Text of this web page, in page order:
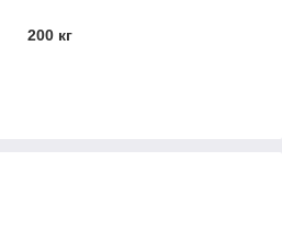
200 кг